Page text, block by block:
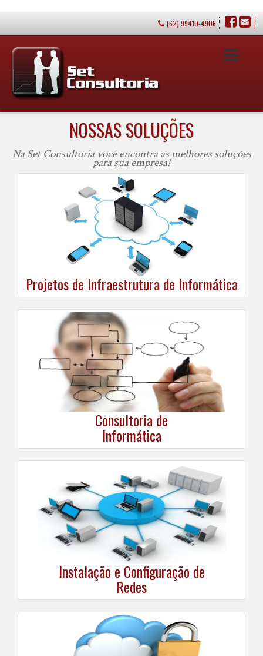
(62) 99410-4906
Toggle
navigation
NOSSAS SOLUÇÕES
Na Set Consultoria você encontra as melhores soluções
para sua empresa!
Projetos de Infraestrutura de Informática
Consultoria de
Informática
Instalação e Configuração de
Redes